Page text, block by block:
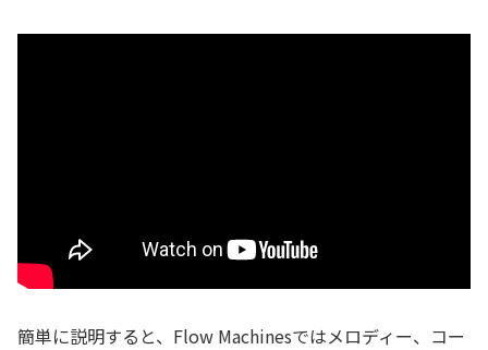
簡単に説明すると、Flow Machinesではメロディー、コー